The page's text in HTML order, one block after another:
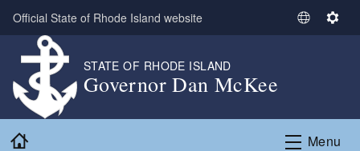
Skip to main content
Official State of Rhode Island website
S
t
L
S
n
g
STATE OF RHODE ISLAND
Governor Dan McKee
Menu